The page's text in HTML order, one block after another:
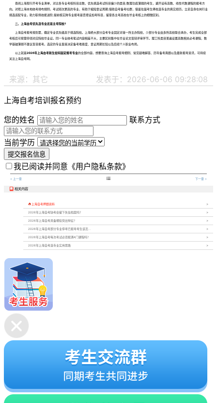
查阅上海现行开考专业清单，对比各专业考核科目总数，优先挑选考试科目偏少的类目;数理功底薄弱的考生，避开设有高数、线性代数课程的报考方
向。对照上海本地统考排布规则，考试频次更高的专业，有助于缩短拿证周期;借助自考备考社群，借鉴往届考生择校选专业的真实经历。立足自身在岗行业
挑选适配专业，助力职场技能进阶;提前核实跨专业报考是否增设加考科目，留意各主考高校在毕业考核上的细微区别。
二、上海自考优先选专业还是主考院校?
上海自考报考规划里，确定专业优先级高于挑选院校。上海绝大部分自考专业固定对接一所主办院校，少部分专业由多所高校联合承办，考生完成全部
考核后可按需申领对应院校毕业证。同一专业统考笔试内容相差不大，主要区别集中在毕业论文答辩评审环节。理工科类目普遍设置高数相关必考课程，数
学基础薄弱不建议盲目报考。选定的专业直接决定备考难易度、拿证周期长短以及后续个人职业布局。
以上就是2026年上海自考新生如何敲定报考专业的全部内容。想要查询上海自考报考细则、常见疑难解答、历年备考真题以及最新报考资讯，可持续
关注上海自考网。
来源：其它 发表于：2026-06-06 09:28:08
上海自考培训报名预约
您的姓名
联系方式
当前学历
提交报名信息
我已阅读并同意 《用户隐私条款》
< 上一章  下一章 >
 相关内容
 上海自考押题资料
2026年上海自考缺考会留下失信档案吗？
2026年上海自考具备哪些突出特征？
2026年上海自考部分专业停考已报考考生该怎...
2026年上海自考每次考试必须报满4门课程吗？
2026年上海自考选专业实用思路